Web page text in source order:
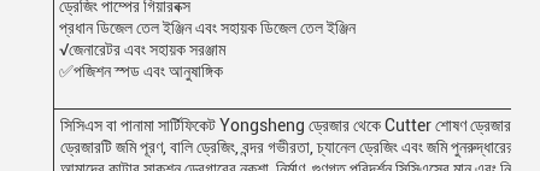
ড্রেজিং পাম্পের গিয়ারবক্স
প্রধান ডিজেল তেল ইঞ্জিন এবং সহায়ক ডিজেল তেল ইঞ্জিন
√জেনারেটর এবং সহায়ক সরঞ্জাম
✅পজিশন স্পড এবং আনুষাঙ্গিক
সিসিএস বা পানামা সার্টিফিকেট Yongsheng ড্রেজার থেকে Cutter শোষণ ড্রেজার
ড্রেজারটি জমি পূরণ, বালি ড্রেজিং, বন্দর গভীরতা, চ্যানেল ড্রেজিং এবং জমি পুনরুদ্ধারের